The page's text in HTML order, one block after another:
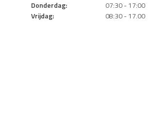
Donderdag:
07:30 - 17:00
Vrijdag:
08:30 - 17.00